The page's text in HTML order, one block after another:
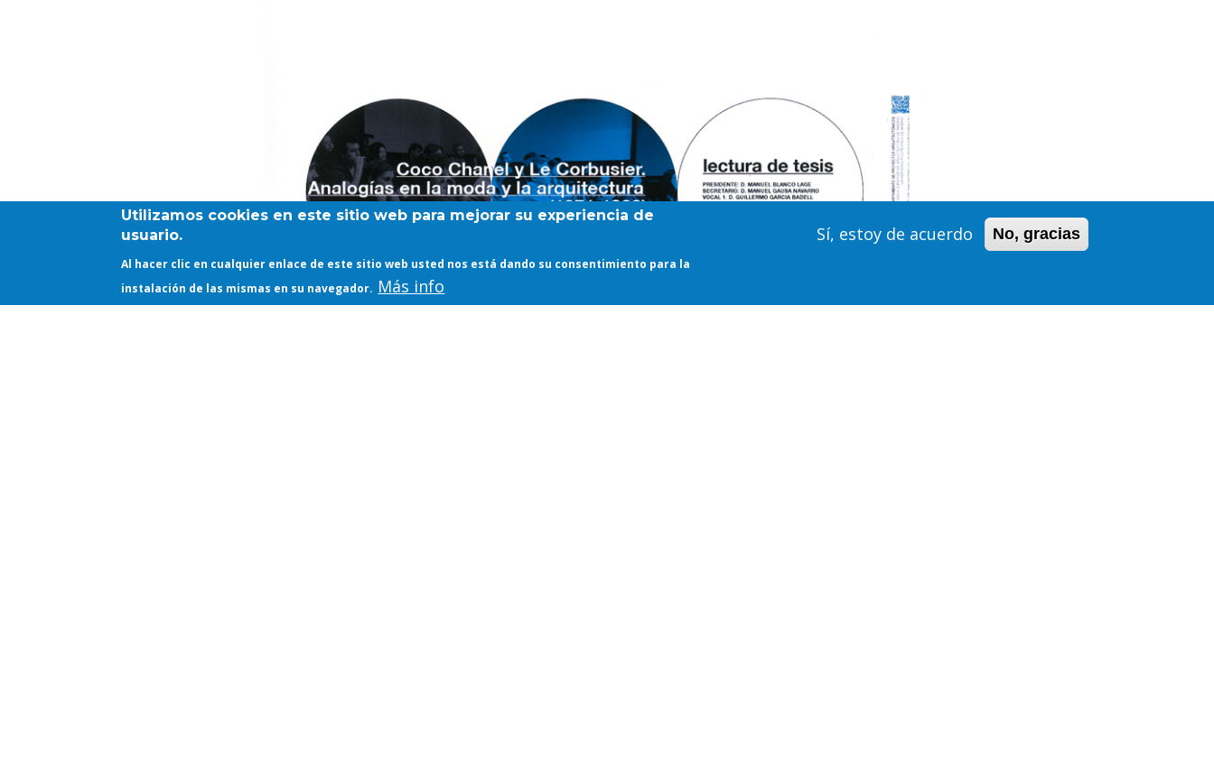
Utilizamos cookies en este sitio web para mejorar su experiencia de
usuario.
Al hacer clic en cualquier enlace de este sitio web usted nos está dando su consentimiento para la
instalación de las mismas en su navegador. Más info
Sí, estoy de acuerdo No, gracias